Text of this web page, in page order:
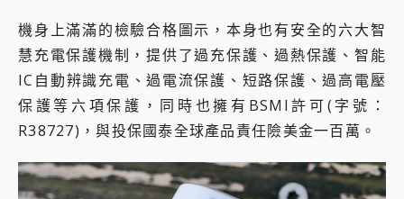
機身上滿滿的檢驗合格圖示，本身也有安全的六大智
慧充電保護機制，提供了過充保護、過熱保護、智能
IC自動辨識充電、過電流保護、短路保護、過高電壓
保護等六項保護，同時也擁有BSMI許可(字號：
R38727)，與投保國泰全球產品責任險美金一百萬。